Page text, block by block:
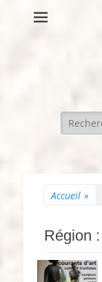
pour:
Accueil »
Région :